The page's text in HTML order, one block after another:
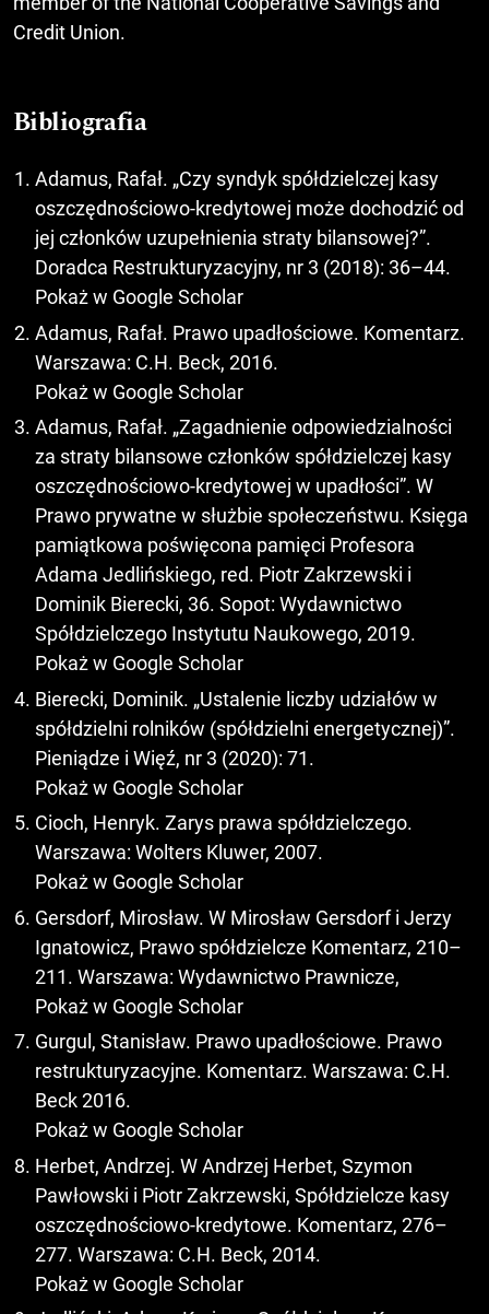
Credit Union.
Bibliografia
Adamus, Rafał. „Czy syndyk spółdzielczej kasy
oszczędnościowo-kredytowej może dochodzić od
jej członków uzupełnienia straty bilansowej?”.
Doradca Restrukturyzacyjny, nr 3 (2018): 36–44.
Pokaż w Google Scholar
Adamus, Rafał. Prawo upadłościowe. Komentarz.
Warszawa: C.H. Beck, 2016.
Pokaż w Google Scholar
Adamus, Rafał. „Zagadnienie odpowiedzialności
za straty bilansowe członków spółdzielczej kasy
oszczędnościowo-kredytowej w upadłości”. W
Prawo prywatne w służbie społeczeństwu. Księga
pamiątkowa poświęcona pamięci Profesora
Adama Jedlińskiego, red. Piotr Zakrzewski i
Dominik Bierecki, 36. Sopot: Wydawnictwo
Spółdzielczego Instytutu Naukowego, 2019.
Pokaż w Google Scholar
Bierecki, Dominik. „Ustalenie liczby udziałów w
spółdzielni rolników (spółdzielni energetycznej)”.
Pieniądze i Więź, nr 3 (2020): 71.
Pokaż w Google Scholar
Cioch, Henryk. Zarys prawa spółdzielczego.
Warszawa: Wolters Kluwer, 2007.
Pokaż w Google Scholar
Gersdorf, Mirosław. W Mirosław Gersdorf i Jerzy
Ignatowicz, Prawo spółdzielcze Komentarz, 210–
211. Warszawa: Wydawnictwo Prawnicze,
Pokaż w Google Scholar
Gurgul, Stanisław. Prawo upadłościowe. Prawo
restrukturyzacyjne. Komentarz. Warszawa: C.H.
Beck 2016.
Pokaż w Google Scholar
Herbet, Andrzej. W Andrzej Herbet, Szymon
Pawłowski i Piotr Zakrzewski, Spółdzielcze kasy
oszczędnościowo-kredytowe. Komentarz, 276–
277. Warszawa: C.H. Beck, 2014.
Pokaż w Google Scholar